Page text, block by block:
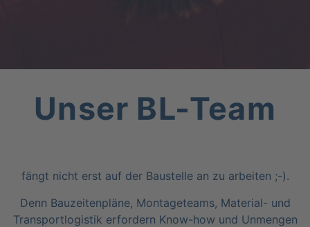
Unser BL-Team
fängt nicht erst auf der Bau­stel­le an zu arbeiten ;-).
Denn Bau­zei­ten­plä­ne, Mon­ta­ge­teams, Mate­ri­al- und
Trans­port­lo­gis­tik erfor­dern Know-how und Unmen­gen